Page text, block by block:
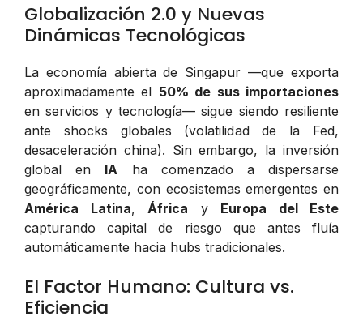
Globalización 2.0 y Nuevas
Dinámicas Tecnológicas
La economía abierta de Singapur —que exporta
aproximadamente el 50% de sus importaciones
en servicios y tecnología— sigue siendo resiliente
ante shocks globales (volatilidad de la Fed,
desaceleración china). Sin embargo, la inversión
global en IA ha comenzado a dispersarse
geográficamente, con ecosistemas emergentes en
América Latina, África y Europa del Este
capturando capital de riesgo que antes fluía
automáticamente hacia hubs tradicionales.
El Factor Humano: Cultura vs.
Eficiencia